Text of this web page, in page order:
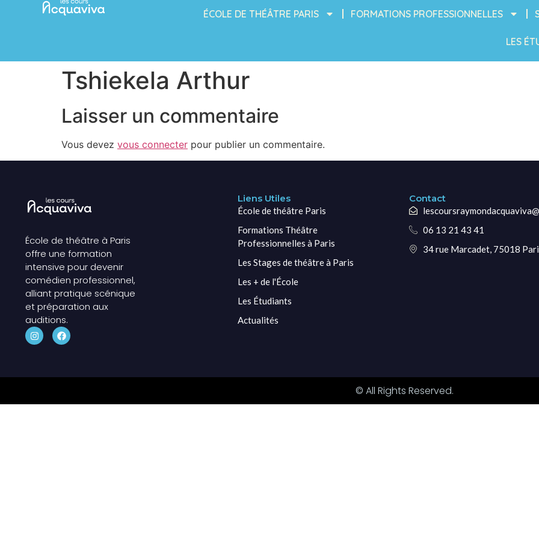
ÉCOLE DE THÉÂTRE PARIS FORMATIONS PROFESSIONNELLES
LES
Tshiekela Arthur
Laisser un commentaire
Vous devez vous connecter pour publier un commentaire.
École de théâtre à Paris
offre une formation
intensive pour devenir
comédien professionnel,
alliant pratique scénique
et préparation aux
auditions.
Liens Utiles
École de théâtre Paris
Formations Théâtre
Professionnelles à Paris
Les Stages de théâtre à Paris
Les + de l'École
Les Étudiants
Actualités
Contact
06 13 21 43 41
34 rue Marcadet, 75018
© All Rights Reserved.